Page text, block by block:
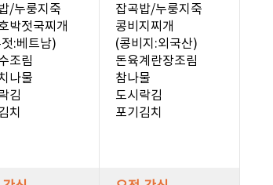
/누룽지죽
박젓국찌개
:베트남)
조림
나물
김
치
잡곡밥/누룽지죽
콩비지찌개
(콩비지:외국산)
돈육계란장조림
참나물
도시락김
포기김치